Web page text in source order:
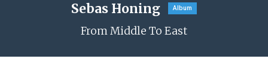
Sebas Honing Album
From Middle To East